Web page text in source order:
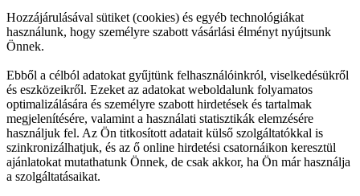
Hozzájárulásával sütiket (cookies) és egyéb technológiákat
használunk, hogy személyre szabott vásárlási élményt nyújtsunk
Önnek.
Ebből a célból adatokat gyűjtünk felhasználóinkról, viselkedésükről
és eszközeikről. Ezeket az adatokat weboldalunk folyamatos
optimalizálására és személyre szabott hirdetések és tartalmak
megjelenítésére, valamint a használati statisztikák elemzésére
használjuk fel. Az Ön titkosított adatait külső szolgáltatókkal is
szinkronizálhatjuk, és az ő online hirdetési csatornáikon keresztül
ajánlatokat mutathatunk Önnek, de csak akkor, ha Ön már használja
a szolgáltatásaikat.